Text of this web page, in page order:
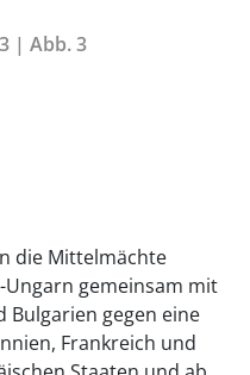
| Abb. 3
die Mittelmächte
gemeinsam mit
Bulgarien gegen eine
Frankreich und